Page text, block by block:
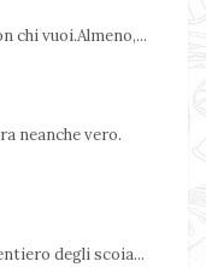
chi vuoi.Almeno,...
neanche vero.
degli scoia...